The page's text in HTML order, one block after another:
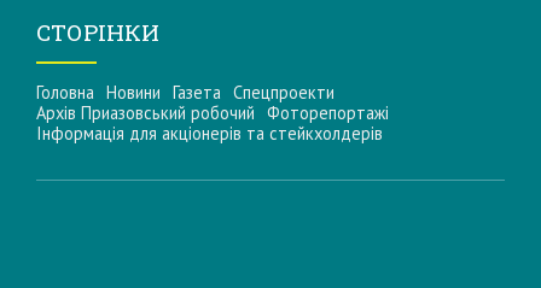
СТОРІНКИ
Головна Новини Газета Спецпроекти
Архів Приазовський робочий Фоторепортажі
Інформацiя для акцiонерiв та стейкхолдерiв